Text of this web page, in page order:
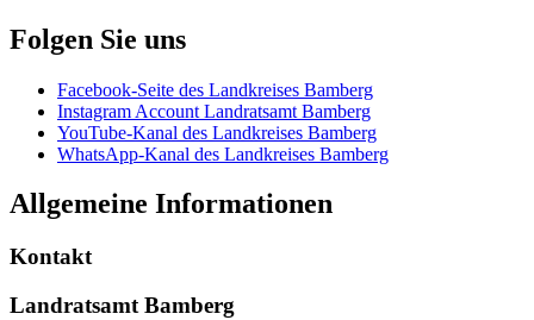
Folgen Sie uns
Facebook-Seite des Landkreises Bamberg
Instagram Account Landratsamt Bamberg
YouTube-Kanal des Landkreises Bamberg
WhatsApp-Kanal des Landkreises Bamberg
Allgemeine Informationen
Kontakt
Landratsamt Bamberg